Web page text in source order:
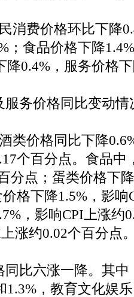
费价格环比下降
；食品价格下降
降0.4%，服务价格
务价格同比变动情
价格同比下降
个百分点。食品中
分点；蛋类价格下
格下降1.5%，影响
，影响CPI上涨约
上涨约0.02个百分点
六涨一降。其中
1.3%，教育文化娱